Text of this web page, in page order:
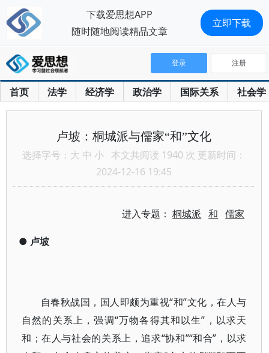
首页 法学 经济学 政治学 国际关系 社会学
登录 注册
卢坡：桐城派与儒家“和”文化
选择字号： 大 中 小 本文共阅读 1940 次 更新时间：
2024-12-16 19:45
进入专题：桐城派 和 儒家
● 卢坡
自春秋战国，国人即颇为重视“和”文化，在人与
自然的关系上，强调“万物各得其和以生”，以求天
和；在人与社会的关系上，追求“协和”“和合”，以求
下载爱思想APP
随时随地阅读精品文章
立即下载